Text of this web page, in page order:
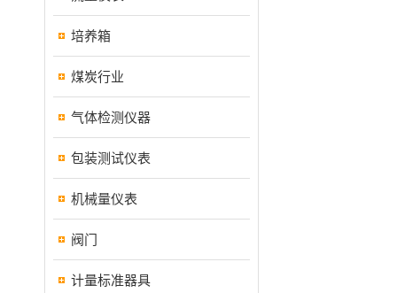
培养箱
煤炭行业
气体检测仪器
包装测试仪表
机械量仪表
阀门
计量标准器具